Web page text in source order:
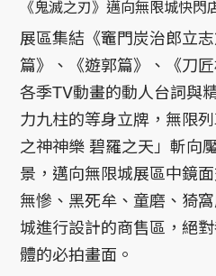
《鬼滅之刃》邁向無限城快閃
展區集結《竈門炭治郎立
篇》、《遊郭篇》、《刀
各季TV動畫的動人台詞與
力九柱的等身立牌，無限
之神神樂 碧羅之天」斬向
景，邁向無限城展區中鏡
無慘、黑死牟、童磨、猗
城進行設計的商售區，絕
體的必拍畫面。